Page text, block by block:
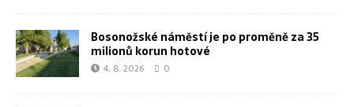
Bosonožské náměstí je po proměně za 35
milionů korun hotové
4. 8. 2026 0